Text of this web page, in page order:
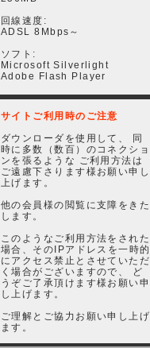
回線速度:
ADSL 8Mbps～
ソフト:
Microsoft Silverlight
Adobe Flash Player
サイトご利用時のご注意
ダウンローダを使用して、 同
時に多数（数百）のコネクショ
ンを張るような ご利用方法は
ご遠慮下さります様お願い申し
上げます。
他の会員様の閲覧に支障をきた
します。
このようなご利用方法をされた
場合、そのIPアドレスを一時的
にアクセス禁止とさせていただ
く場合がございますので、 ど
うぞご了承頂けます様お願い申
し上げます。
ご理解とご協力お願い申し上げ
ます。